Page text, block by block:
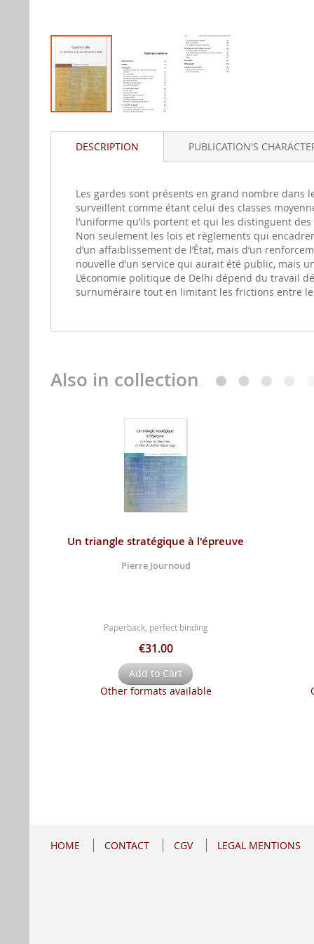
to
images
gallery
DESCRIPTION
Les gardes sont présents en grand nombre dans
surveillent comme étant celui des classes
l’uniforme qu’ils portent et qui les distinguent
Non seulement les lois et règlements qui
d’un affaiblissement de l’État, mais d’un
nouvelle d’un service qui aurait été public, mais
L’économie politique de Delhi dépend du travail
surnuméraire tout en limitant les frictions entre
PUBLICATION'S
Also in collection
Un triangle stratégique à l'épreuve
Pierre Journoud
Paperback, perfect binding
€31.00
Add to Cart
Other formats available
HOME CONTACT CGV LEGAL MENTIONS